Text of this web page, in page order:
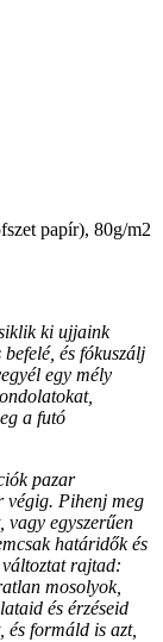
papír), 80g/m2
ki ujjaink
és fókuszálj
egy mély
a futó
pazar
végig. Pihenj meg
vagy egyszerűen
határidők és
rajtad:
mosolyok,
és érzéseid
és formáld is azt,